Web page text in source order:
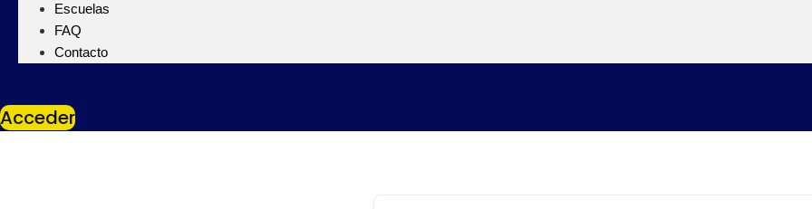
Escuelas
FAQ
Contacto
Acceder